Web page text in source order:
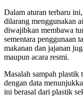
Dalam aturan terbaru
dilarang menggunakan
diwajibkan membawa
sementara penggunaan
makanan dan jajanan
maupun acara resmi.
Masalah sampah plastik
dengan data
ini berasal dari plastik